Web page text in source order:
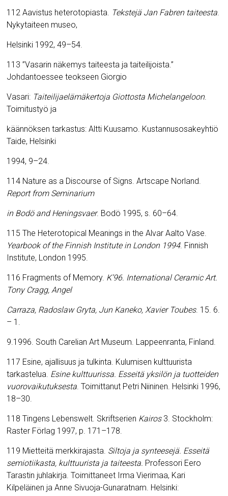
112 Aavistus heterotopiasta. Tekstejä Jan Fabren taiteesta.
Nykytaiteen museo,
Helsinki 1992, 49–54.
113 ”Vasarin näkemys taiteesta ja taiteilijoista.”
Johdantoessee teokseen Giorgio
Vasari: Taiteilijaelämäkertoja Giottosta Michelangeloon.
Toimitustyö ja
käännöksen tarkastus: Altti Kuusamo. Kustannusosakeyhtiö
Taide, Helsinki
1994, 9–24.
114 Nature as a Discourse of Signs.Artscape Norland.
Report from Seminarium
in Bodö and Heningsvaer. Bodö 1995, s. 60–64.
115 The Heterotopical Meanings in the Alvar Aalto Vase.
Yearbook of the Finnish Institute in London 1994. Finnish
Institute, London 1995.
116 Fragments of Memory. K’96. International Ceramic Art.
Tony Cragg, Angel
Carraza, Radoslaw Gryta, Jun Kaneko, Xavier Toubes. 15. 6.
– 1.
9.1996. South Carelian Art Museum. Lappeenranta, Finland.
117 Esine, ajallisuus ja tulkinta. Kulumisen kulttuurista
tarkastelua. Esine kulttuurissa. Esseitä yksilön ja tuotteiden
vuorovaikutuksesta. Toimittanut Petri Niininen. Helsinki 1996,
18–30.
118 Tingens Lebenswelt. Skriftserien Kairos 3. Stockholm:
Raster Förlag 1997, p. 171–178.
119 Mietteitä merkkirajasta. Siltoja ja synteesejä. Esseitä
semiotiikasta, kulttuurista ja taiteesta. Professori Eero
Tarastin juhlakirja. Toimittaneet Irma Vierimaa, Kari
Kilpeläinen ja Anne Sivuoja-Gunaratnam. Helsinki: